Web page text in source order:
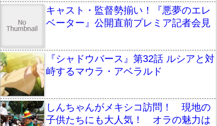
キャスト・監督勢揃い！『悪夢のエレ
ベーター』公開直前プレミア記者会見
『シャドウバース』第32話 ルシアと対
峙するマウラ・アベラルド
しんちゃんがメキシコ訪問！ 現地の
子供たちにも大人気！ オラの魅力は